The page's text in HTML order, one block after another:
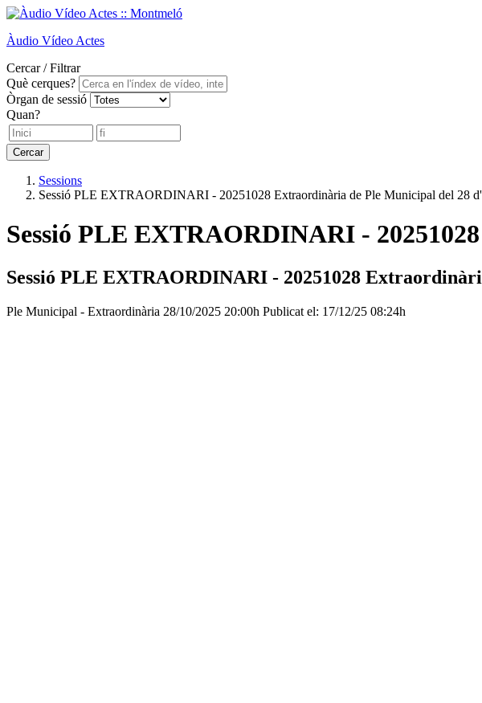
Àudio Vídeo Actes
Cercar / Filtrar
Què cerques?
Òrgan de sessió
Quan?
Cercar
Sessions
Sessió PLE EXTRAORDINARI - 20251028 Extraordinària de Ple Municipal del 28
Sessió PLE EXTRAORDINARI -
Sessió PLE EXTRAORDINARI - 20251028
Ple Municipal - Extraordinària 28/10/2025 20:00h Publicat el: 17/12/25 08:24h